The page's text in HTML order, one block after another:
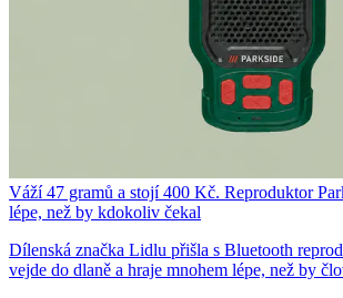
Váží 47 gramů a stojí 400 Kč. Reproduktor
lépe, než by kdokoliv čekal
Dílenská značka Lidlu přišla s Bluetooth
vejde do dlaně a hraje mnohem lépe, než by